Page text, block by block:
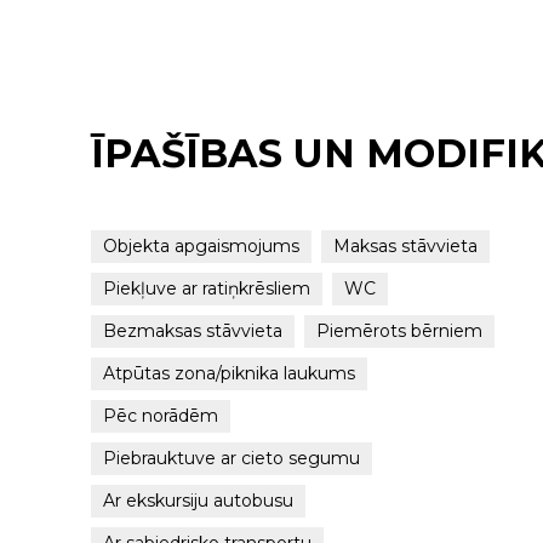
ĪPAŠĪBAS UN
Objekta apgaismojums
Maksas stāvvieta
Piekļuve ar ratiņkrēsliem
WC
Bezmaksas stāvvieta
Piemērots bērniem
Atpūtas zona/piknika laukums
Pēc norādēm
Piebrauktuve ar cieto segumu
Ar ekskursiju autobusu